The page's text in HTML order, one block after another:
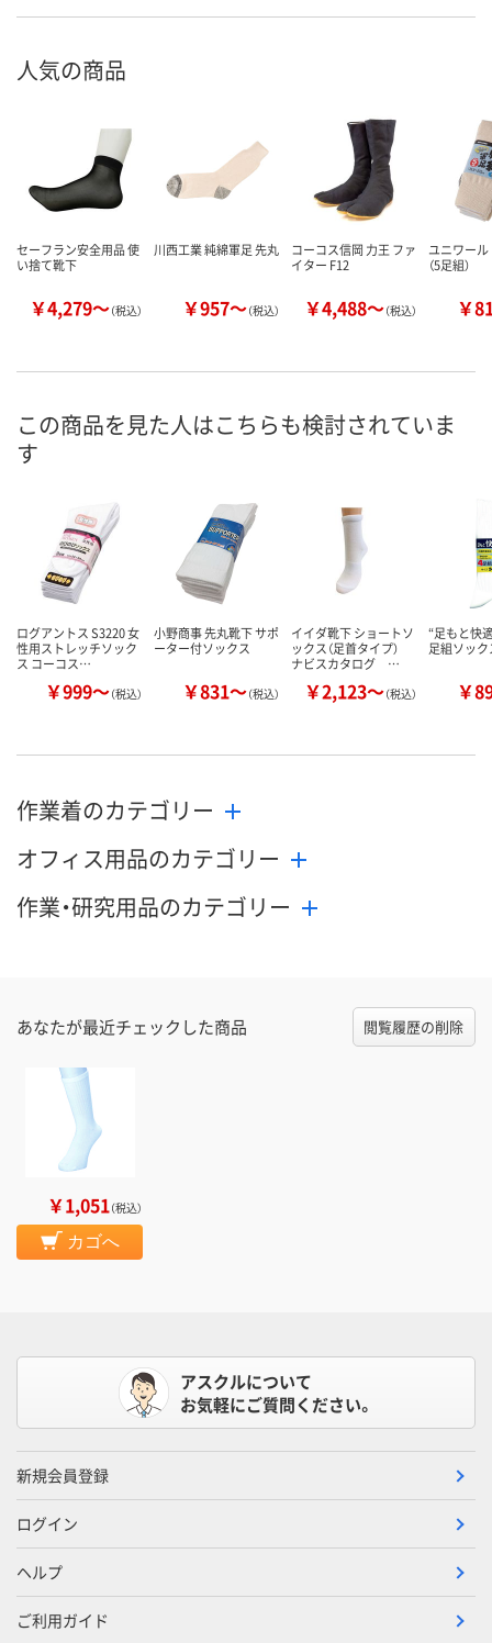
人気の商品
セーフラン安全用品 使
い捨て靴下
￥4,279～（税込）
川西工業 純綿軍足 先丸
￥957～（税込）
コーコス信岡 力王 ファ
イター F12
￥4,488～（税込）
ユニワー
（5足組）
￥
この商品を見た人はこちらも検討されていま
す
ログアントス S3220 女
性用ストレッチソック
ス コーコス…
￥999～（税込）
小野商事 先丸靴下 サポ
ーター付ソックス
￥831～（税込）
イイダ靴下 ショートソ
ックス（足首タイプ）
ナビスカタログ …
￥2,123～（税込）
“足もと快
足組ソック
￥
作業着のカテゴリー
オフィス用品のカテゴリー
作業・研究用品のカテゴリー
あなたが最近チェックした商品 閲覧履歴の削除
￥1,051（税込）
カゴへ
アスクルについて
お気軽にご質問ください。
新規会員登録
ログイン
ヘルプ
ご利用ガイド